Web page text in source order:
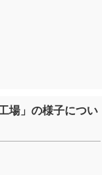
場」の様子につい